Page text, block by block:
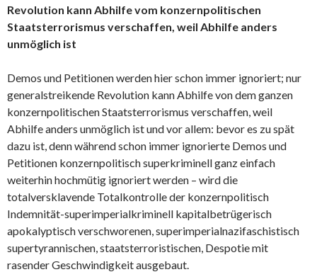
Revolution kann Abhilfe vom konzernpolitischen
Staatsterrorismus verschaffen, weil Abhilfe anders
unmöglich ist
Demos und Petitionen werden hier schon immer ignoriert; nur
generalstreikende Revolution kann Abhilfe von dem ganzen
konzernpolitischen Staatsterrorismus verschaffen, weil
Abhilfe anders unmöglich ist und vor allem: bevor es zu spät
dazu ist, denn während schon immer ignorierte Demos und
Petitionen konzernpolitisch superkriminell ganz einfach
weiterhin hochmütig ignoriert werden – wird die
totalversklavende Totalkontrolle der konzernpolitisch
Indemnität-superimperialkriminell kapitalbetrügerisch
apokalyptisch verschworenen, superimperialnazifaschistisch
supertyrannischen, staatsterroristischen, Despotie mit
rasender Geschwindigkeit ausgebaut.